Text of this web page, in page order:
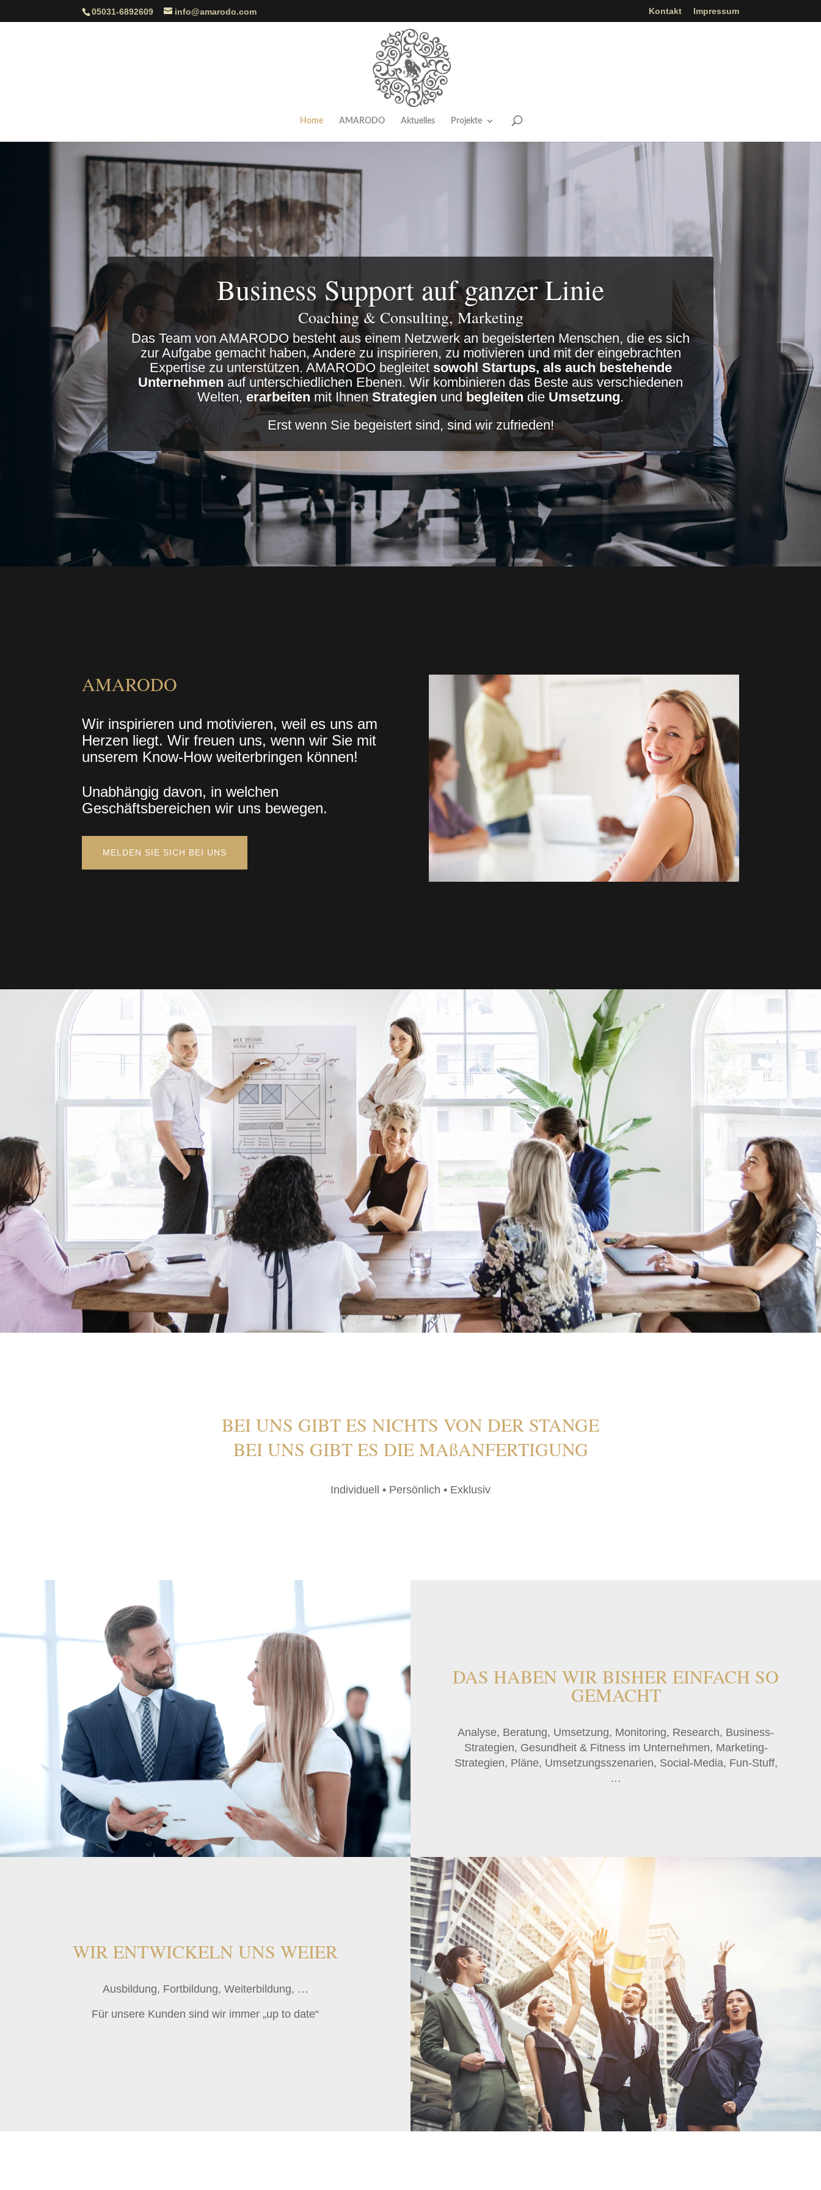
05031-6892609 info@amarodo.com Kontakt Impressum
Home AMARODO Aktuelles Projekte
Business Support auf ganzer Linie
Coaching & Consulting, Marketing
Das Team von AMARODO besteht aus einem Netzwerk an begeisterten Menschen, die es sich
zur Aufgabe gemacht haben, Andere zu inspirieren, zu motivieren und mit der eingebrachten
Expertise zu unterstützen. AMARODO begleitet sowohl Startups, als auch bestehende
Unternehmen auf unterschiedlichen Ebenen. Wir kombinieren das Beste aus verschiedenen
Welten, erarbeiten mit IhnenStrategien undbegleiten die Umsetzung.
Erst wenn Sie begeistert sind, sind wir zufrieden!
AMARODO
Wir inspirieren und motivieren, weil es uns am
Herzen liegt. Wir freuen uns, wenn wir Sie mit
unserem Know-How weiterbringen können!
Unabhängig davon, in welchen
Geschäftsbereichen wir uns bewegen.
MELDEN SIE SICH BEI UNS
BEI UNS GIBT ES NICHTS VON DER STANGE
BEI UNS GIBT ES DIE MAßANFERTIGUNG
Individuell • Persönlich • Exklusiv
DAS HABEN WIR BISHER EINFACH SO
GEMACHT
Analyse, Beratung, Umsetzung, Monitoring, Research, Business-
Strategien, Gesundheit & Fitness im Unternehmen, Marketing-
Strategien, Pläne, Umsetzungsszenarien, Social-Media, Fun-Stuff,
…
WIR ENTWICKELN UNS WEIER
Ausbildung, Fortbildung, Weiterbildung, …
Für unsere Kunden sind wir immer „up to date“